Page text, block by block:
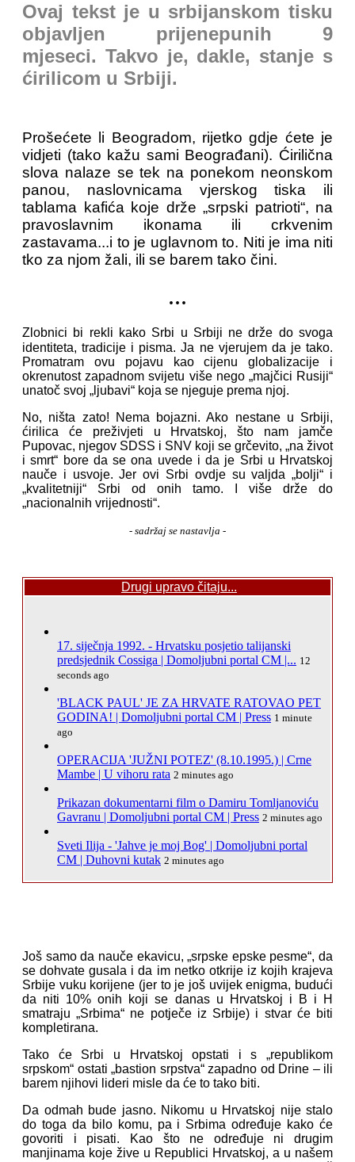
Ovaj tekst je u srbijanskom tisku
objavljen prijenepunih 9
mjeseci. Takvo je, dakle, stanje s
ćirilicom u Srbiji.
Prošećete li Beogradom, rijetko gdje ćete je
vidjeti (tako kažu sami Beograđani). Ćirilična
slova nalaze se tek na ponekom neonskom
panou, naslovnicama vjerskog tiska ili
tablama kafića koje drže „srpski patrioti“, na
pravoslavnim ikonama ili crkvenim
zastavama...i to je uglavnom to. Niti je ima niti
tko za njom žali, ili se barem tako čini.
...
Zlobnici bi rekli kako Srbi u Srbiji ne drže do svoga
identiteta, tradicije i pisma. Ja ne vjerujem da je tako.
Promatram ovu pojavu kao cijenu globalizacije i
okrenutost zapadnom svijetu više nego „majčici Rusiji“
unatoč svoj „ljubavi“ koja se njeguje prema njoj.
No, ništa zato! Nema bojazni. Ako nestane u Srbiji,
ćirilica će preživjeti u Hrvatskoj, što nam jamče
Pupovac, njegov SDSS i SNV koji se grčevito, „na život
i smrt“ bore da se ona uvede i da je Srbi u Hrvatskoj
nauče i usvoje. Jer ovi Srbi ovdje su valjda „bolji“ i
„kvalitetniji“ Srbi od onih tamo. I više drže do
„nacionalnih vrijednosti“.
- sadržaj se nastavlja -
Drugi upravo čitaju...
17. siječnja 1992. - Hrvatsku posjetio talijanski
predsjednik Cossiga | Domoljubni portal CM |... 12
seconds ago
'BLACK PAUL' JE ZA HRVATE RATOVAO PET
GODINA! | Domoljubni portal CM | Press 1 minute
ago
OPERACIJA 'JUŽNI POTEZ' (8.10.1995.) | Crne
Mambe | U vihoru rata 2 minutes ago
Prikazan dokumentarni film o Damiru Tomljanoviću
Gavranu | Domoljubni portal CM | Press 2 minutes ago
Sveti Ilija - 'Jahve je moj Bog' | Domoljubni portal
CM | Duhovni kutak 2 minutes ago
Još samo da nauče ekavicu, „srpske epske pesme“, da
se dohvate gusala i da im netko otkrije iz kojih krajeva
Srbije vuku korijene (jer to je još uvijek enigma, budući
da niti 10% onih koji se danas u Hrvatskoj i B i H
smatraju „Srbima“ ne potječe iz Srbije) i stvar će biti
kompletirana.
Tako će Srbi u Hrvatskoj opstati i s „republikom
srpskom“ ostati „bastion srpstva“ zapadno od Drine – ili
barem njihovi lideri misle da će to tako biti.
Da odmah bude jasno. Nikomu u Hrvatskoj nije stalo
do toga da bilo komu, pa i Srbima određuje kako će
govoriti i pisati. Kao što ne određuje ni drugim
manjinama koje žive u Republici Hrvatskoj, a u našem